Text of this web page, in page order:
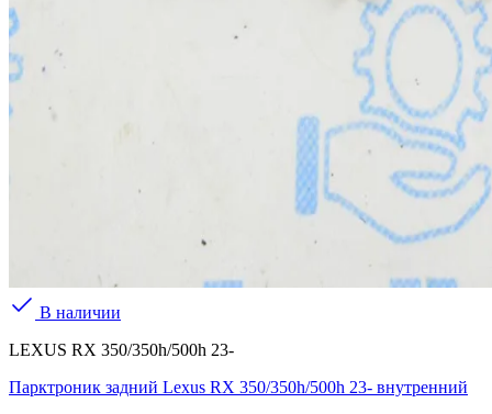
В наличии
LEXUS RX 350/350h/500h 23-
Парктроник задний Lexus RX 350/350h/500h 23- внутренний